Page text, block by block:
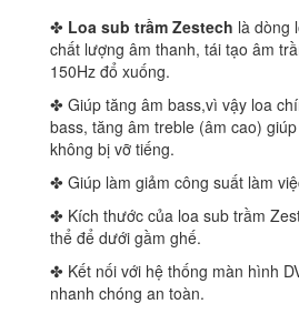
✤ Loa sub trầm Zestech là dòng
chất lượng âm thanh, tái tạo âm
150Hz đổ xuống.
✤ Giúp tăng âm bass,vì vậy loa
bass, tăng âm treble (âm cao)
không bị vỡ tiếng.
✤ Giúp làm giảm công suất làm
✤ Kích thước của loa sub trầm
thể để dưới gầm ghế.
✤ Kết nối với hệ thống màn hình
nhanh chóng an toàn.